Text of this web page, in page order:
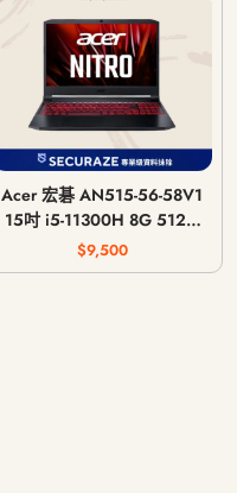
Acer 宏碁 AN515-56-58V1
15吋 i5-11300H 8G 512G
GTX 1650 4G
$9,500